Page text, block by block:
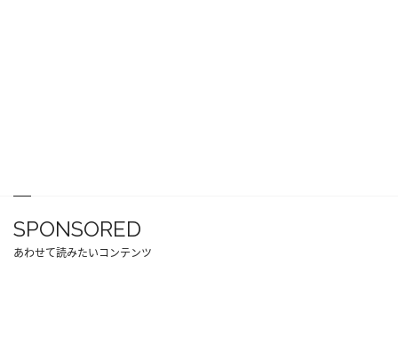
SPONSORED
あわせて読みたいコンテンツ